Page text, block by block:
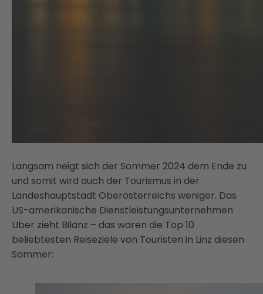
Langsam neigt sich der Sommer 2024 dem Ende zu
und somit wird auch der Tourismus in der
Landeshauptstadt Oberösterreichs weniger. Das
US-amerikanische Dienstleistungsunternehmen
Uber zieht Bilanz – das waren die Top 10
beliebtesten Reiseziele von Touristen in Linz diesen
Sommer: